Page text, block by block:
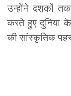
उन्होंने दशकों तक
करते हुए दुनिया
की सांस्कृतिक